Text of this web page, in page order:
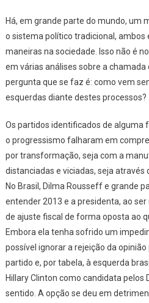
Há, em grande parte do mundo, um
o sistema político tradicional, ambos
maneiras na sociedade. Isso não é
em várias análises sobre a
pergunta que se faz é: como vem
esquerdas diante destes processos?
Os partidos identificados de alguma
o progressismo falharam em
por transformação, seja com a
distanciadas e viciadas, seja através
No Brasil, Dilma Rousseff e grande
entender 2013 e a presidenta, ao
de ajuste fiscal de forma oposta ao
Embora ela tenha sofrido um
possível ignorar a rejeição da
partido e, por tabela, à esquerda
Hillary Clinton como candidata
sentido. A opção se deu em